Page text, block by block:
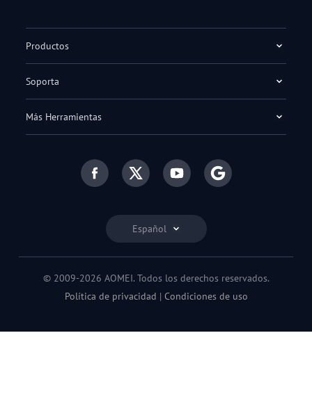
Español
Productos
Soporta
Más Herramientas
© 2009-2026 AOMEI. Todos los derechos reservados.
Política de privacidad | Condiciones de uso